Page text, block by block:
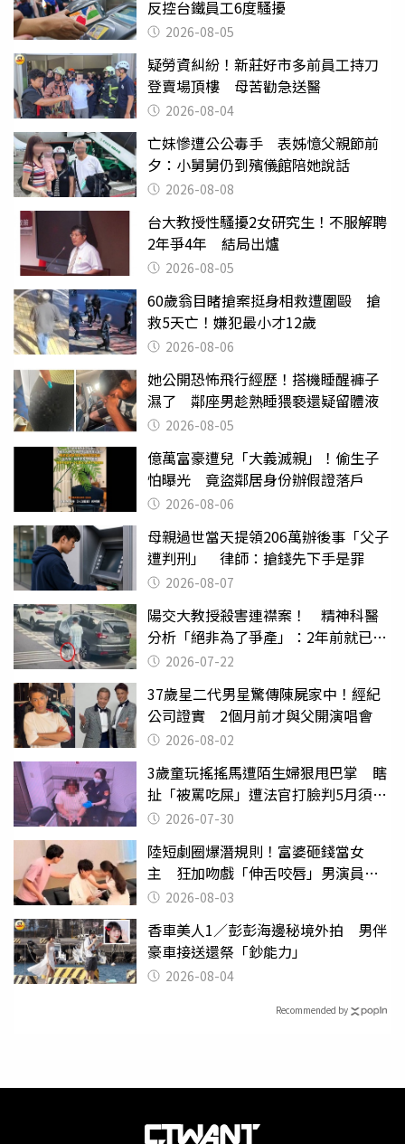
反控台鐵員工6度騷擾
2026-08-05
疑勞資糾紛！新莊好市多前員工持刀
登賣場頂樓 母苦勸急送醫
2026-08-04
亡妹慘遭公公毒手 表姊憶父親節前
夕：小舅舅仍到殯儀館陪她說話
2026-08-08
台大教授性騷擾2女研究生！不服解聘
2年爭4年 結局出爐
2026-08-05
60歲翁目睹搶案挺身相救遭圍毆 搶
救5天亡！嫌犯最小才12歲
2026-08-06
她公開恐怖飛行經歷！搭機睡醒褲子
濕了 鄰座男趁熟睡猥褻還疑留體液
2026-08-05
億萬富豪遭兒「大義滅親」！偷生子
怕曝光 竟盜鄰居身份辦假證落戶
2026-08-06
母親過世當天提領206萬辦後事「父子
遭判刑」 律師：搶錢先下手是罪
2026-08-07
陽交大教授殺害連襟案！ 精神科醫
分析「絕非為了爭產」：2年前就已言
行詭異
2026-07-22
37歲星二代男星驚傳陳屍家中！經紀
公司證實 2個月前才與父開演唱會
2026-08-02
3歲童玩搖搖馬遭陌生婦狠甩巴掌 瞎
扯「被罵吃屎」遭法官打臉判5月須入
監 2026-07-30
陸短劇圈爆潛規則！富婆砸錢當女
主 狂加吻戲「伸舌咬唇」男演員崩
潰 2026-08-03
香車美人1／彭彭海邊秘境外拍 男伴
豪車接送還祭「鈔能力」
2026-08-04
Recommended by